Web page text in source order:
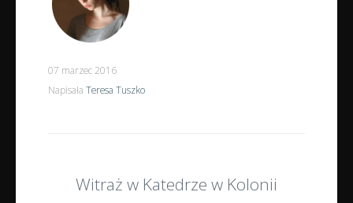
07 marzec 2016
Napisała Teresa Tuszko
Witraż w Katedrze w Kolonii